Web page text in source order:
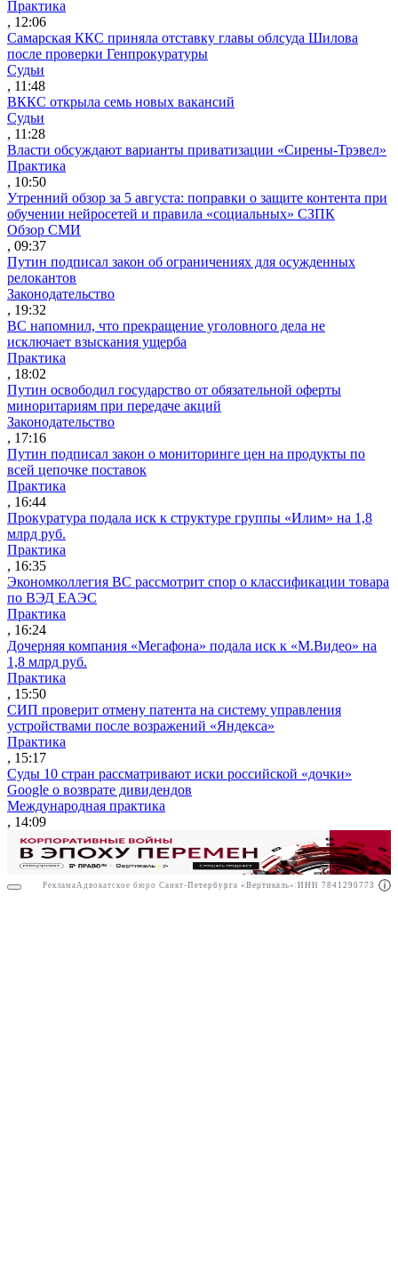
РекламаАО"ПРАВО.РУ" ИНН: 7708095468
Практика
, 12:06
Самарская ККС приняла отставку главы облсуда Шилова
после проверки Генпрокуратуры
Судьи
, 11:48
ВККС открыла семь новых вакансий
Судьи
, 11:28
Власти обсуждают варианты приватизации «Сирены-Трэвел»
Практика
, 10:50
Утренний обзор за 5 августа: поправки о защите контента при
обучении нейросетей и правила «социальных» СЗПК
Обзор СМИ
, 09:37
Путин подписал закон об ограничениях для осужденных
релокантов
Законодательство
, 19:32
ВС напомнил, что прекращение уголовного дела не
исключает взыскания ущерба
Практика
, 18:02
Путин освободил государство от обязательной оферты
миноритариям при передаче акций
Законодательство
, 17:16
Путин подписал закон о мониторинге цен на продукты по
всей цепочке поставок
Практика
, 16:44
Прокуратура подала иск к структуре группы «Илим» на 1,8
млрд руб.
Практика
, 16:35
Экономколлегия ВС рассмотрит спор о классификации товара
по ВЭД ЕАЭС
Практика
, 16:24
Дочерняя компания «Мегафона» подала иск к «М.Видео» на
1,8 млрд руб.
Практика
, 15:50
СИП проверит отмену патента на систему управления
устройствами после возражений «Яндекса»
Практика
, 15:17
Суды 10 стран рассматривают иски российской «дочки»
Google о возврате дивидендов
Международная практика
, 14:09
Реклама Адвокатское бюро Санкт-Петербурга «Вертикаль» ИНН 7841290773